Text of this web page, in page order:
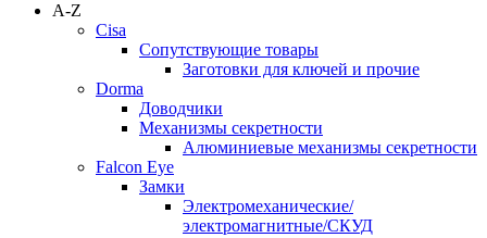
A-Z
Cisa
Сопутствующие товары
Заготовки для ключей и прочие
Dorma
Доводчики
Механизмы секретности
Алюминиевые механизмы секретности
Falcon Eye
Замки
Электромеханические/
электромагнитные/СКУД